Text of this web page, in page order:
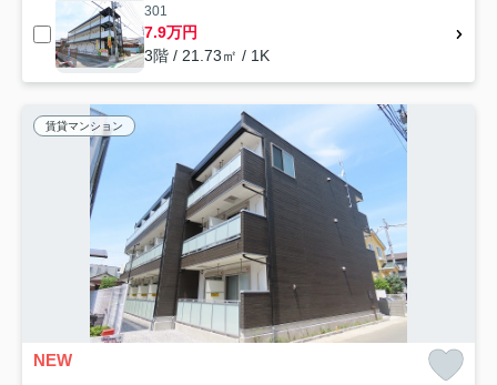
301
7.9万円
3階 / 21.73㎡ / 1K
賃貸マンション
NEW